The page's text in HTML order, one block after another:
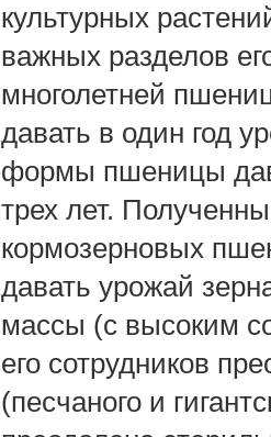
культурных
важных разделов
многолетней
давать в один год
формы пшеницы
трех лет.
кормозерновых
давать урожай
массы (с высоким
его сотрудников
(песчаного и